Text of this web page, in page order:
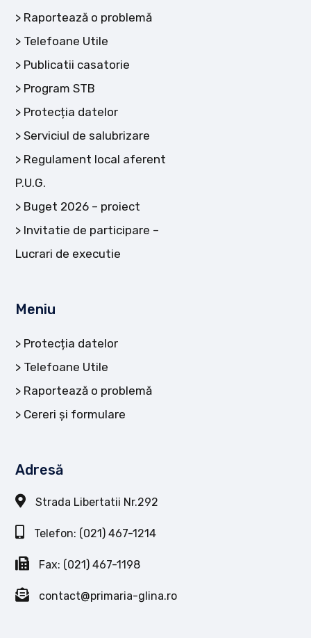
Raportează o problemă
Telefoane Utile
Publicatii casatorie
Program STB
Protecția datelor
Serviciul de salubrizare
Regulament local aferent
P.U.G.
Buget 2026 – proiect
Invitatie de participare –
Lucrari de executie
Meniu
Protecția datelor
Telefoane Utile
Raportează o problemă
Cereri și formulare
Adresă
Strada Libertatii Nr.292
Telefon: (021) 467-1214
Fax: (021) 467-1198
contact@primaria-glina.ro